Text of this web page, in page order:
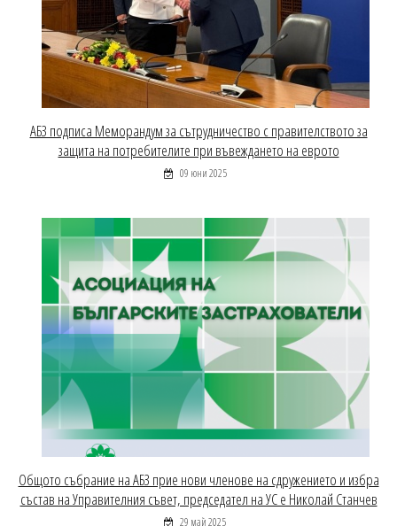
АБЗ подписа Меморандум за сътрудничество с правителството за
защита на потребителите при въвеждането на еврото
09 юни 2025
Общото събрание на АБЗ прие нови членове на сдружението и избра
състав на Управителния съвет, председател на УС е Николай Станчев
29 май 2025